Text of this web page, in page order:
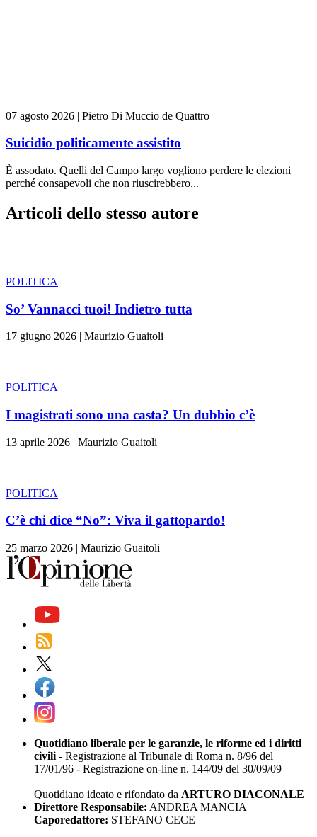
07 agosto 2026 | Pietro Di Muccio de Quattro
Suicidio politicamente assistito
È assodato. Quelli del Campo largo vogliono perdere le elezioni
perché consapevoli che non riuscirebbero...
Articoli dello stesso autore
POLITICA
So’ Vannacci tuoi! Indietro tutta
17 giugno 2026 | Maurizio Guaitoli
POLITICA
I magistrati sono una casta? Un dubbio c’è
13 aprile 2026 | Maurizio Guaitoli
POLITICA
C’è chi dice “No”: Viva il gattopardo!
25 marzo 2026 | Maurizio Guaitoli
Quotidiano liberale per le garanzie, le riforme ed i diritti
civili - Registrazione al Tribunale di Roma n. 8/96 del
17/01/96 - Registrazione on-line n. 144/09 del 30/09/09
Quotidiano ideato e rifondato da ARTURO DIACONALE
Direttore Responsabile: ANDREA MANCIA
Caporedattore: STEFANO CECE